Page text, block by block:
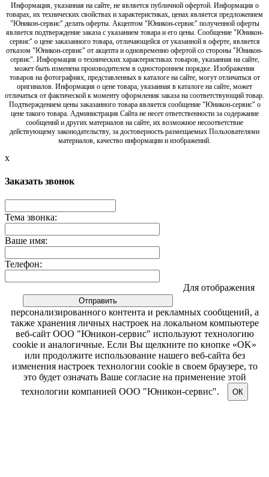
Информация, указанная на сайте, не является публичной офертой. Информация о
товарах, их технических свойствах и характеристиках, ценах является предложением
"Юникон-сервис" делать оферты. Акцептом "Юникон-сервис" полученной оферты
является подтверждение заказа с указанием товара и его цены. Сообщение "Юникон-
сервис" о цене заказанного товара, отличающейся от указанной в оферте, является
отказом "Юникон-сервис" от акцепта и одновременно офертой со стороны "Юникон-
сервис". Информация о технических характеристиках товаров, указанная на сайте,
может быть изменена производителем в одностороннем порядке. Изображения
товаров на фотографиях, представленных в каталоге на сайте, могут отличаться от
оригиналов. Информация о цене товара, указанная в каталоге на сайте, может
отличаться от фактической к моменту оформления заказа на соответствующий товар.
Подтверждением цены заказанного товара является сообщение "Юникон-сервис" о
цене такого товара. Администрация Сайта не несет ответственности за содержание
сообщений и других материалов на сайте, их возможное несоответствие
действующему законодательству, за достоверность размещаемых Пользователями
материалов, качество информации и изображений.
x
Заказать звонок
Тема звонка:
Ваше имя:
Телефон:
Для отображения
персонализированного контента и рекламных сообщений, а
также хранения личных настроек на локальном компьютере
веб-сайт ООО "Юникон-сервис" используют технологию
cookie и аналогичные. Если Вы щелкните по кнопке «OK»
или продолжите использование нашего веб-сайта без
изменения настроек технологии cookie в своем браузере, то
это будет означать Ваше согласие на применение этой
технологии компанией ООО "Юникон-сервис".
ОК